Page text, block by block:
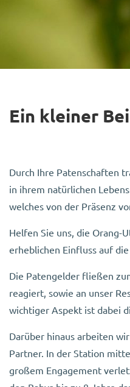
Ein kleiner
Durch Ihre Patenschaften
in ihrem natürlichen
welches von der Präsenz
Helfen Sie uns, die Orang-
erheblichen Einfluss auf
Die Patengelder fließen
reagiert, sowie an unser
wichtiger Aspekt ist dabei
Darüber hinaus arbeiten
Partner. In der Station
großem Engagement